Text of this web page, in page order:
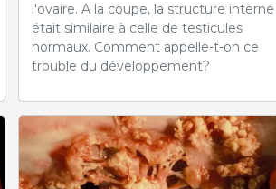
l'ovaire. A la coupe, la structure interne
était similaire à celle de testicules
normaux. Comment appelle-t-on ce
trouble du développement?